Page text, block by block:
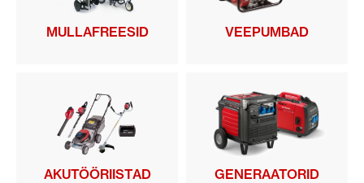
MULLAFREESID VEEPUMBAD
AKUTÖÖRIISTAD GENERAATORID